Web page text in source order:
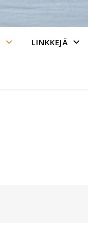
LINKKEJÄ